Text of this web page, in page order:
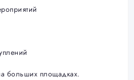
больших площадках.